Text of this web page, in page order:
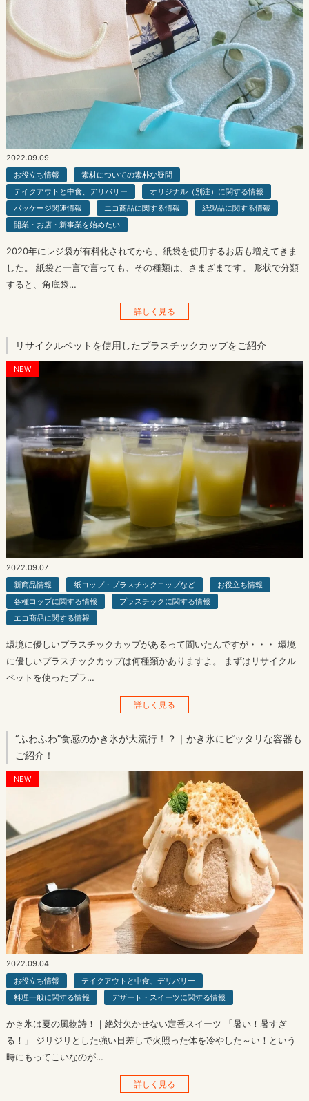
2022.09.09
お役立ち情報
素材についての素朴な疑問
テイクアウトと中食、デリバリー
オリジナル（別注）に関する情報
パッケージ関連情報
エコ商品に関する情報
紙製品に関する情報
開業・お店・新事業を始めたい
2020年にレジ袋が有料化されてから、紙袋を使用するお店も増えてきま
した。 紙袋と一言で言っても、その種類は、さまざまです。 形状で分類
すると、角底袋…
詳しく見る
リサイクルペットを使用したプラスチックカップをご紹介
NEW
2022.09.07
新商品情報
紙コップ・プラスチックコップなど
お役立ち情報
各種コップに関する情報
プラスチックに関する情報
エコ商品に関する情報
環境に優しいプラスチックカップがあるって聞いたんですが・・・ 環境
に優しいプラスチックカップは何種類かありますよ。 まずはリサイクル
ペットを使ったプラ…
詳しく見る
“ふわふわ”食感のかき氷が大流行！？｜かき氷にピッタリな容器も
ご紹介！
NEW
2022.09.04
お役立ち情報
テイクアウトと中食、デリバリー
料理一般に関する情報
デザート・スイーツに関する情報
かき氷は夏の風物詩！｜絶対欠かせない定番スイーツ 「暑い！暑すぎ
る！」 ジリジリとした強い日差しで火照った体を冷やした～い！という
時にもってこいなのが…
詳しく見る